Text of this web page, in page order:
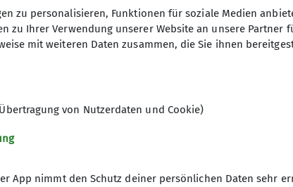
zu personalisieren, Funktionen für soziale Medien
zu Ihrer Verwendung unserer Website an unsere Partner
mit weiteren Daten zusammen, die Sie ihnen
von Nutzerdaten und Cookie)
App nimmt den Schutz deiner persönlichen Daten sehr